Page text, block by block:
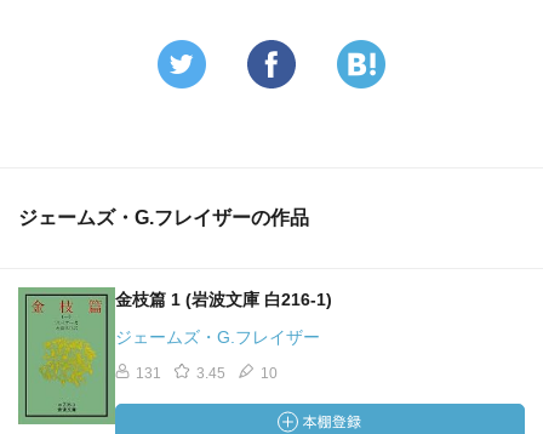
ジェームズ・G.フレイザーの作品
金枝篇 1 (岩波文庫 白216-1)
ジェームズ・G.フレイザー
131 3.45 10